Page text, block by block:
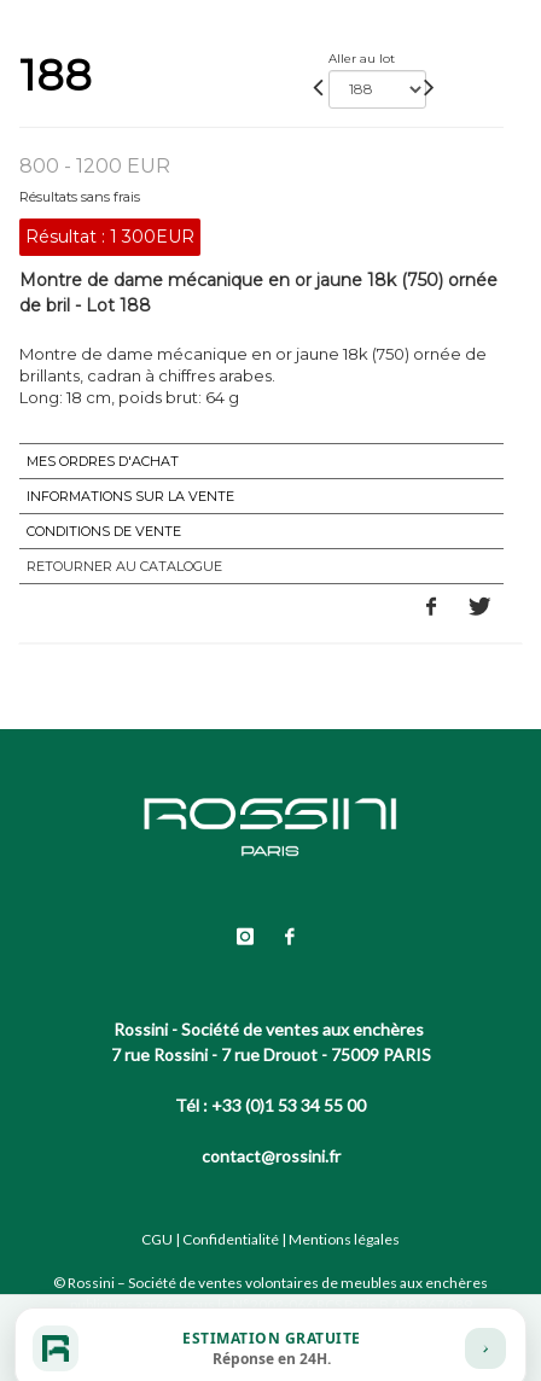
188 Aller au lot
800 - 1200 EUR
Résultats sans frais
Résultat : 1 300EUR
Montre de dame mécanique en or jaune 18k (750) ornée
de bril - Lot 188
Montre de dame mécanique en or jaune 18k (750) ornée de
brillants, cadran à chiffres arabes.
Long: 18 cm, poids brut: 64 g
MES ORDRES D'ACHAT
INFORMATIONS SUR LA VENTE
CONDITIONS DE VENTE
RETOURNER AU CATALOGUE
Rossini - Société de ventes aux enchères
7 rue Rossini - 7 rue Drouot - 75009 PARIS
Tél : +33 (0)1 53 34 55 00
contact@rossini.fr
CGU | Confidentialité | Mentions légales
© Rossini – Société de ventes volontaires de meubles aux enchères
Site conçu par notre partenaire
ESTIMATION GRATUITE
Réponse en 24H.